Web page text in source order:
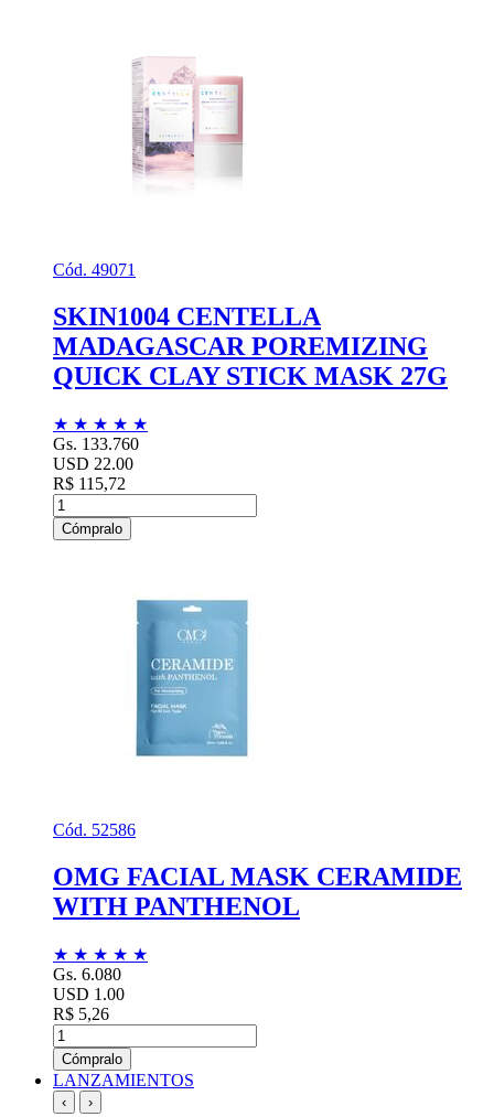
Cód. 49071
SKIN1004 CENTELLA
MADAGASCAR POREMIZING
QUICK CLAY STICK MASK 27G
★ ★ ★ ★ ★
Gs. 133.760
USD 22.00
R$ 115,72
Cómpralo
Cód. 52586
OMG FACIAL MASK CERAMIDE
WITH PANTHENOL
★ ★ ★ ★ ★
Gs. 6.080
USD 1.00
R$ 5,26
Cómpralo
LANZAMIENTOS
‹ ›